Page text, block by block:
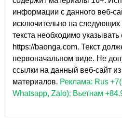
информации с данного веб-
исключительно на
текста необходимо указывать
https://baonga.com. Текст
первоначальном виде. Не
ссылки на данный веб-сайт из
материалов. Реклама: Rus
Whatsapp, Zalo); Вьетнам